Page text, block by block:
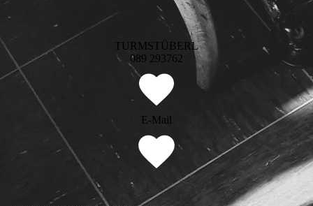
TURMSTÜBERL
089 293762
E-Mail